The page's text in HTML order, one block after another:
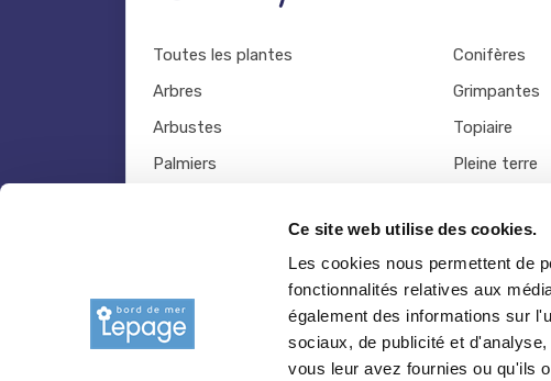
Ce site web utilise des cookies.
Les cookies nous permettent de
fonctionnalités relatives aux
également des informations sur
sociaux, de publicité et
vous leur avez fournies ou qu'ils
Toutes les plantes
Arbres
Arbustes
Palmiers
Rosiers
Conifères
Grimpantes
Topiaire
Pleine terre
Vivaces
Outils et